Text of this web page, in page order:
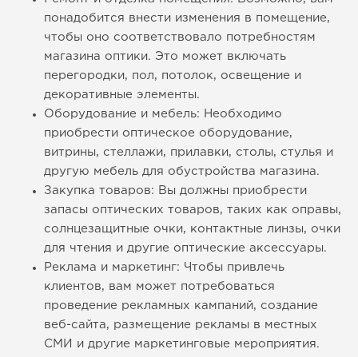
понадобится внести изменения в помещение,
чтобы оно соответствовало потребностям
магазина оптики. Это может включать
перегородки, пол, потолок, освещение и
декоративные элементы.
Оборудование и мебель: Необходимо
приобрести оптическое оборудование,
витрины, стеллажи, прилавки, столы, стулья и
другую мебель для обустройства магазина.
Закупка товаров: Вы должны приобрести
запасы оптических товаров, таких как оправы,
солнцезащитные очки, контактные линзы, очки
для чтения и другие оптические аксессуары.
Реклама и маркетинг: Чтобы привлечь
клиентов, вам может потребоваться
проведение рекламных кампаний, создание
веб-сайта, размещение рекламы в местных
СМИ и другие маркетинговые мероприятия.